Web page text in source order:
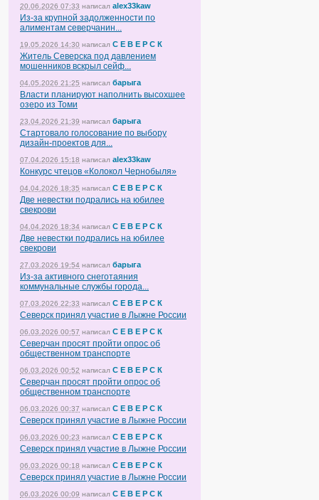
20.06.2026 07:33 написал alex33kaw
Из-за крупной задолженности по
алиментам северчанин...
19.05.2026 14:30 написал С Е В Е Р С К
Житель Северска под давлением
мошенников вскрыл сейф...
04.05.2026 21:25 написал барыга
Власти планируют наполнить высохшее
озеро из Томи
23.04.2026 21:39 написал барыга
Стартовало голосование по выбору
дизайн-проектов для...
07.04.2026 15:18 написал alex33kaw
Конкурс чтецов «Колокол Чернобыля»
04.04.2026 18:35 написал С Е В Е Р С К
Две невестки подрались на юбилее
свекрови
04.04.2026 18:34 написал С Е В Е Р С К
Две невестки подрались на юбилее
свекрови
27.03.2026 19:54 написал барыга
Из-за активного снеготаяния
коммунальные службы города...
07.03.2026 22:33 написал С Е В Е Р С К
Северск принял участие в Лыжне России
06.03.2026 00:57 написал С Е В Е Р С К
Северчан просят пройти опрос об
общественном транспорте
06.03.2026 00:52 написал С Е В Е Р С К
Северчан просят пройти опрос об
общественном транспорте
06.03.2026 00:37 написал С Е В Е Р С К
Северск принял участие в Лыжне России
06.03.2026 00:23 написал С Е В Е Р С К
Северск принял участие в Лыжне России
06.03.2026 00:18 написал С Е В Е Р С К
Северск принял участие в Лыжне России
06.03.2026 00:09 написал С Е В Е Р С К